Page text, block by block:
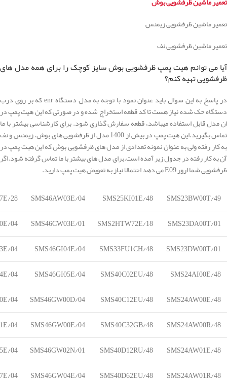
تعمیر ماشین ظرفشویی زیمنس
تعمیر ماشین ظرفشویی نف
آیا می توانم هیت پمپ ظرفشویی بوش سایز کوچک را برای همه مدل های
ظرفشویی تهیه کنم؟
در پاسخ به این سوال باید عنوان نمود با توجه به مدل دستگاه enr که بر روی درب
دستگاه حک شده نیاز هست تا کد قطعه استخراج شده و در صورتی که این هیت پمپ در
ان مدل قابل استفاده میباشد، قطعه سفارش گذاری شود. برای کارشناسی بیشتر با ما
تماس بگیرید.این هیت پمپ در بیش از 1400 مدل از ظرفشویی های بوش، زیمنس و نف
به کار رفته ولی به عنوان نمونه تعدادی از مدل های ظرفشویی بوش که این هیت پمپ در
آن به کار رفته در جدول زیر آمده است.برای مدل های بیشتر با ما تماس گرفته شود.اگر
ظرفشویی شما ارور E09 می دهد احتمالا نیاز به تعویض هیت پمپ دارید.
SMS23BW00T/49
SMS25KI01E/48
SMS46AW03E/04
28
SMS23DA00T/01
SMS2HTW72E/18
SMS46CW03E/01
04
SMS23DW00T/01
SMS33FU1CH/48
SMS46GI04E/04
04
SMS24AI00E/48
SMS40C02EU/48
SMS46GI05E/04
04
SMS24AW00E/48
SMS40C12EU/48
SMS46GW00D/04
04
SMS24AW00R/48
SMS40C32GB/48
SMS46GW00E/04
04
SMS24AW01E/48
SMS40D12RU/48
SMS46GW02N/01
04
SMS24AW01R/48
SMS40D62EU/48
SMS46GW04E/04
04